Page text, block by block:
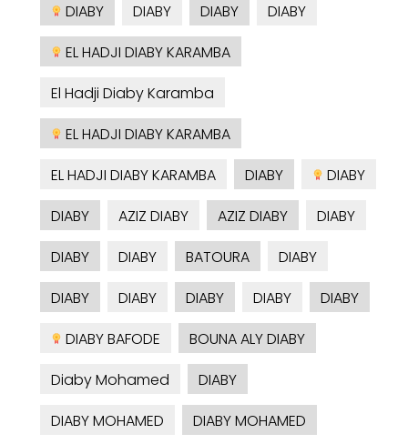
DIABY
DIABY DIABY
DIABY
EL HADJI DIABY KARAMBA
El Hadji Diaby Karamba
EL HADJI DIABY KARAMBA
EL HADJI DIABY KARAMBA
DIABY
DIABY
DIABY
AZIZ DIABY AZIZ DIABY
DIABY
DIABY
DIABY BATOURA
DIABY
DIABY
DIABY DIABY DIABY
DIABY
DIABY BAFODE
BOUNA ALY DIABY
Diaby Mohamed
DIABY
DIABY MOHAMED
DIABY MOHAMED